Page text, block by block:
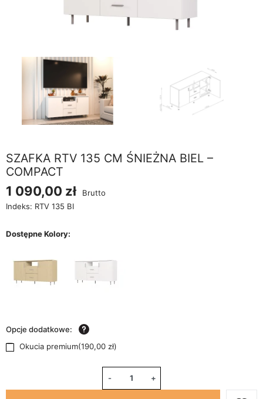
SZAFKA RTV 135 CM ŚNIEŻNA BIEL –
COMPACT
1 090,00 zł
Brutto
Indeks: RTV 135 BI
Dostępne Kolory:
Opcje dodatkowe:
Okucia premium(190,00 zł)
- +